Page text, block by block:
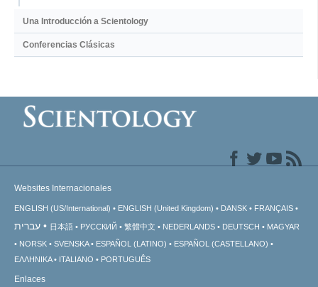
Una Introducción a Scientology
Conferencias Clásicas
Websites Internacionales
ENGLISH (US/International) ENGLISH (United Kingdom) DANSK FRANÇAIS
עברית 日本語 РУССКИЙ 繁體中文 NEDERLANDS DEUTSCH
MAGYAR
NORSK
SVENSKA ESPAÑOL (LATINO)
ESPAÑOL (CASTELLANO)
ΕΛΛΗΝΙΚA
ITALIANO PORTUGUÊS
Enlaces